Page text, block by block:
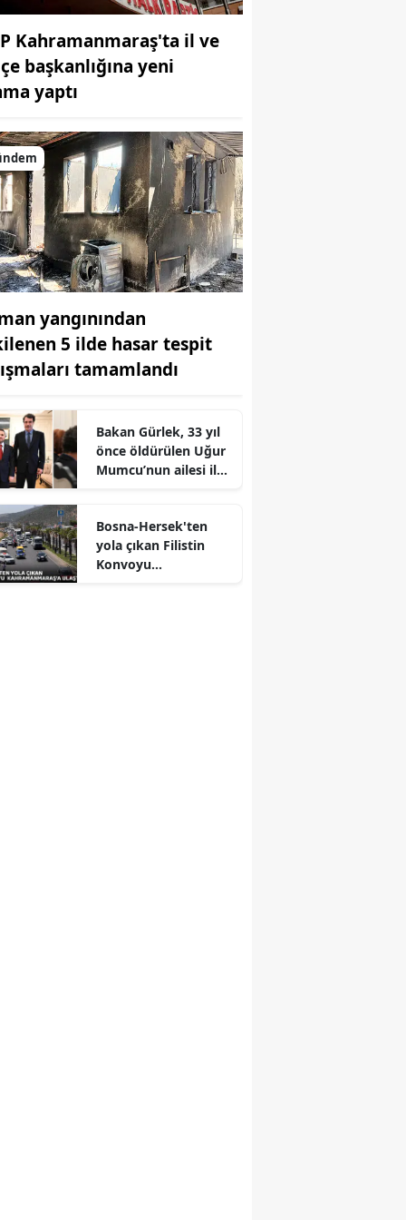
Kahramanmaraş'ta il ve
başkanlığına yeni
yaptı
yangınından
5 ilde hasar tespit
tamamlandı
Bakan Gürlek, 33 yıl
önce öldürülen Uğur
Mumcu’nun ailesi ile
Bosna-Hersek'ten
yola çıkan Filistin
Konvoyu